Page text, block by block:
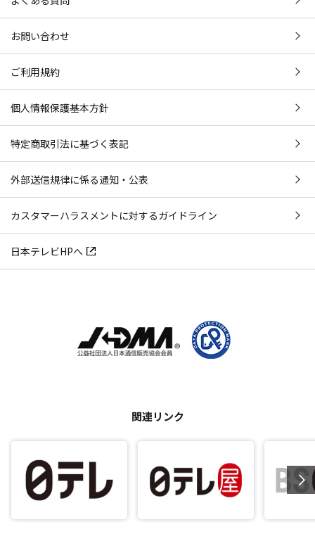
お問い合わせ
ご利用規約
個人情報保護基本方針
特定商取引法に基づく表記
外部送信規律に係る通知・公表
カスタマーハラスメントに対するガイドライン
日本テレビHPへ
関連リンク